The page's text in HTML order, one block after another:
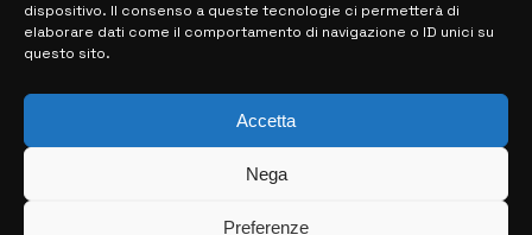
dispositivo. Il consenso a queste tecnologie ci permetterà di
elaborare dati come il comportamento di navigazione o ID unici su
questo sito.
Accetta
Nega
Preferenze
> NOTIZIE